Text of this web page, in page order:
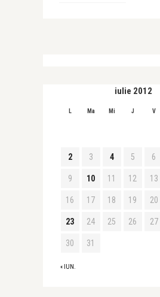
iulie 2012
L Ma Mi J V
« IUN.
2 3 4 5 6
9 10 11 12 13
16 17 18 19 20
23 24 25 26 27
30 31